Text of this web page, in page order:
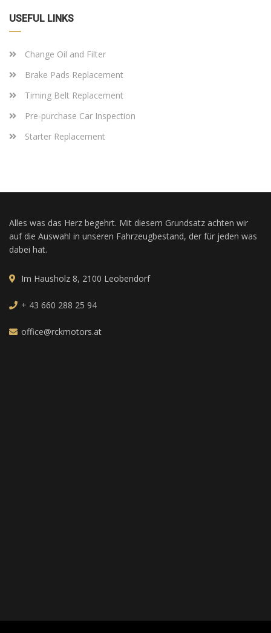
USEFUL LINKS
Change Oil and Filter
Brake Pads Replacement
Timing Belt Replacement
Pre-purchase Car Inspection
Starter Replacement
Alles was das Herz begehrt. Mit diesem Grundsatz achten wir
auf die Auswahl in unseren Fahrzeugbestand, der für jeden was
dabei hat.
Im Hausholz 8, 2100 Leobendorf
+ 43 660 288 25 94
office@rckmotors.at